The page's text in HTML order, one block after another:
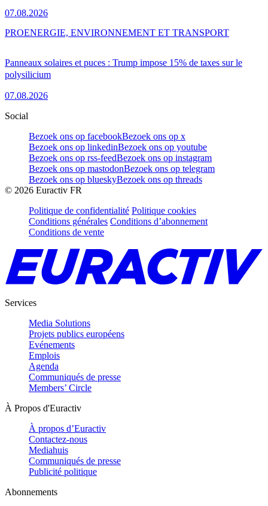
07.08.2026
Panneaux solaires et puces : Trump impose 15% de taxes sur le
polysilicium
07.08.2026
PROENERGIE, ENVIRONNEMENT ET TRANSPORT
Social
Bezoek ons op facebookBezoek ons op x
Bezoek ons op linkedinBezoek ons op youtube
Bezoek ons op rss-feedBezoek ons op instagram
Bezoek ons op mastodonBezoek ons op telegram
Bezoek ons op blueskyBezoek ons op threads
© 2026 Euractiv FR
Politique de confidentialité Politique cookies
Conditions générales Conditions d’abonnement
Conditions de vente
Services
Media Solutions
Projets publics européens
Evénements
Emplois
Agenda
Communiqués de presse
Members’ Circle
À Propos d'Euractiv
À propos d’Euractiv
Contactez-nous
Mediahuis
Communiqués de presse
Publicité politique
Abonnements